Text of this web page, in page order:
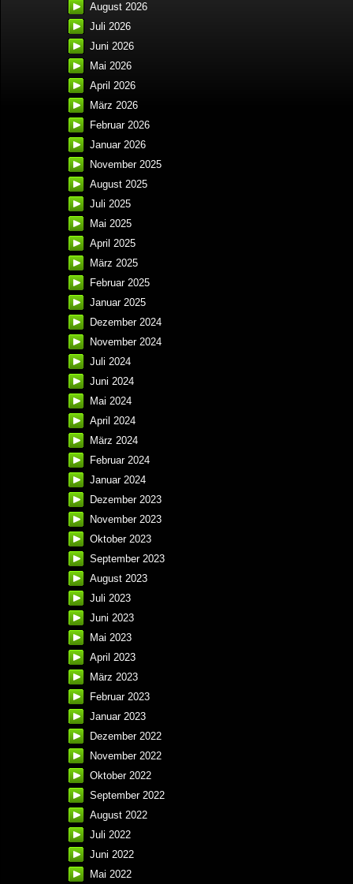
August 2026
Juli 2026
Juni 2026
Mai 2026
April 2026
März 2026
Februar 2026
Januar 2026
November 2025
August 2025
Juli 2025
Mai 2025
April 2025
März 2025
Februar 2025
Januar 2025
Dezember 2024
November 2024
Juli 2024
Juni 2024
Mai 2024
April 2024
März 2024
Februar 2024
Januar 2024
Dezember 2023
November 2023
Oktober 2023
September 2023
August 2023
Juli 2023
Juni 2023
Mai 2023
April 2023
März 2023
Februar 2023
Januar 2023
Dezember 2022
November 2022
Oktober 2022
September 2022
August 2022
Juli 2022
Juni 2022
Mai 2022